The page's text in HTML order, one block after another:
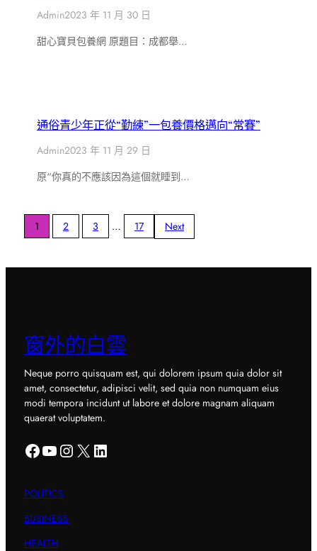
Admin2023 年 11 月 30 日
甜心寶貝包養網 原題目：成都舉…
通俗青少年正從“勤練”一包養價格邁向“常賽”
Admin2023 年 11 月 29 日
原“你真的不應該因為這個就睡到…
1 2 3 … 17 Next
窗外的白雲
Neque porro quisquam est, qui dolorem ipsum quia dolor sit
amet, consectetur, adipisci velit, sed quia non numquam eius
modi tempora incidunt ut labore et dolore magnam aliquam
quaerat voluptatem.
Facebook YouTube Instagram X LinkedIn
POLITICS
BUSINESS
HEALTH